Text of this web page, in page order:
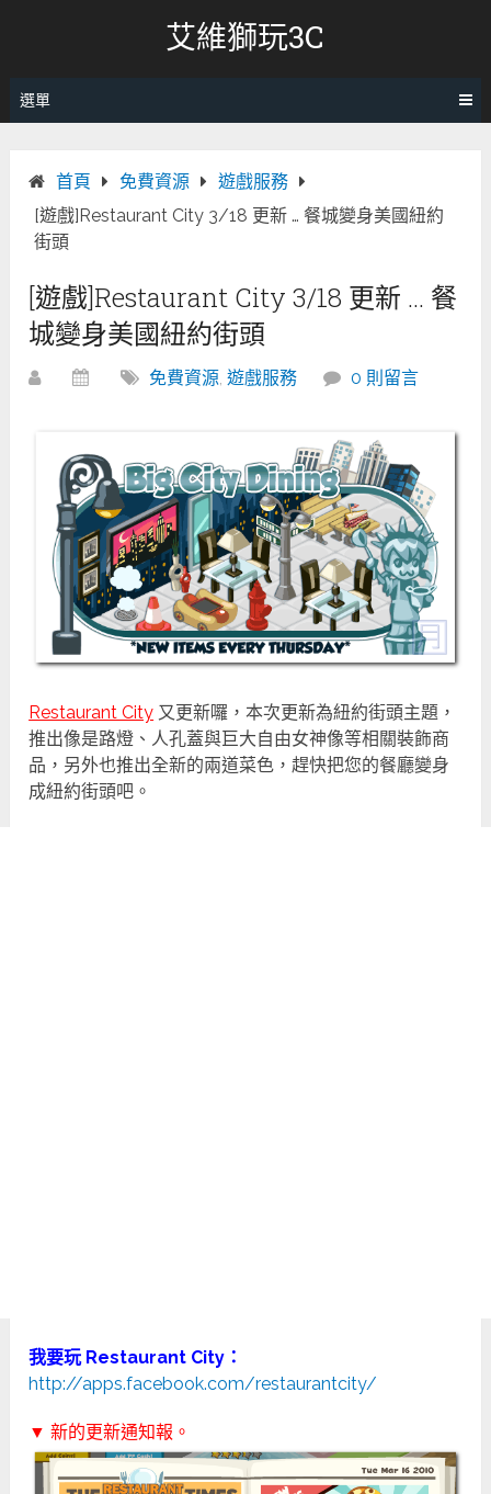
艾維獅玩3C
選單
首頁 免費資源
遊戲服務
[遊戲]Restaurant City 3/18 更新 … 餐城變身美國紐約
街頭
[遊戲]Restaurant City 3/18 更新 … 餐
城變身美國紐約街頭
免費資源,遊戲服務 0 則留言
Restaurant City 又更新囉，本次更新為紐約街頭主題，
推出像是路燈、人孔蓋與巨大自由女神像等相關裝飾商
品，另外也推出全新的兩道菜色，趕快把您的餐廳變身
成紐約街頭吧。
我要玩 Restaurant City：
http://apps.facebook.com/restaurantcity/
▼ 新的更新通知報。